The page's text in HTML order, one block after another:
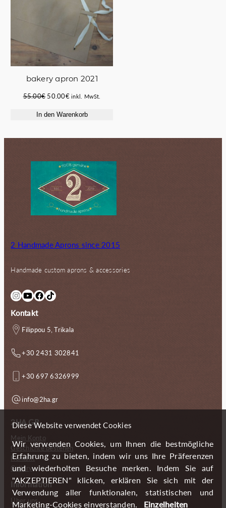
bakery apron 2021
55.00€ Ursprünglicher
war:
50.00€Aktueller
ist:
inkl. MwSt.
In den Warenkorb
2 Handmade Aprons since 2015
Handmade custom aprons & accessories
InstagramYouTube Facebook TikTok
Kontakt
Filippou 5, Trikala
+30 2431 302841
+30 697 6326999
info@2ha.gr
2HA.GR
Mein Konto
Geschichte bestellen
Kontakt
Gallery
Information
Über uns
Diese Website verwendet Cookies
Wir verwenden Cookies, um Ihnen die bestmögliche
Erfahrung zu bieten, indem wir uns Ihre Präferenzen
und wiederholten Besuche merken. Indem Sie auf
"AKZEPTIEREN" klicken, erklären Sie sich mit der
Verwendung aller funktionalen, statistischen und
Marketing-Cookies einverstanden.
Einzelheiten